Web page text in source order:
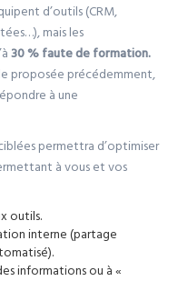
d’outils (CRM,
mais les
30 % faute de formation.
proposée précédemment,
à une
permettra d’optimiser
à vous et vos
outils.
interne (partage
informations ou à «